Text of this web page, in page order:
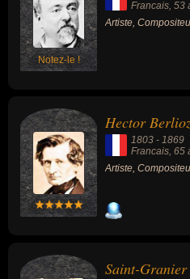
Notez-le !
Francais , 53
Artiste,
Hector
1803 - 1869
Francais, 65
Artiste,
Saint-Granier